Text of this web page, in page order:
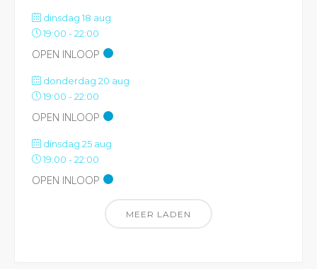
dinsdag 18 aug
19:00 -22:00
OPEN INLOOP
donderdag 20 aug
19:00 -22:00
OPEN INLOOP
dinsdag 25 aug
19:00 -22:00
OPEN INLOOP
MEER LADEN